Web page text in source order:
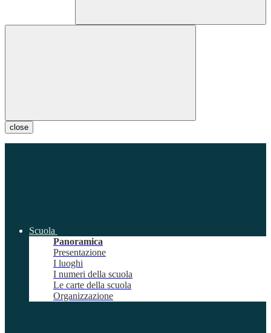
close
Scuola
Panoramica
Presentazione
I luoghi
I numeri della scuola
Le carte della scuola
Organizzazione